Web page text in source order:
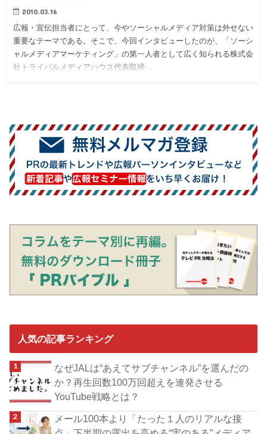
2010.03.16
広報・宣伝担当者にとって、今やソーシャルメディア対策は外せない
重要なテーマである。そこで、今回インタビューしたのが、「ソーシ
ャルメディアマーケティング」の第一人者として広く知られる株式会
社トライバルメディアハウス代表取締…
人気の記事ランキング
なぜJALは“あえてサブチャンネル”を選んだの
か？再生回数100万回超えを連発させる
YouTube戦略とは？
メール100本より「たった１人のリアルな接